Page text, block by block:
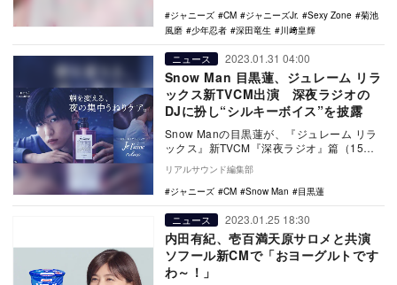
ジャニーズ
CM ジャニーズJr. Sexy Zone
菊池
風磨
少年忍者 深田竜生 川﨑皇輝
ニュース 2023.01.31 04:00
Snow Man 目黒蓮、ジュレーム リラ
ックス新TVCM出演 深夜ラジオの
DJに扮し“シルキーボイス”を披露
Snow Manの目黒蓮が、『ジュレーム リラ
ックス』新TVCM『深夜ラジオ』篇（15
秒）に出演。2月2日より全国で放映開始さ
れ…
リアルサウンド編集部
ジャニーズ
CM Snow Man 目黒蓮
ニュース 2023.01.25 18:30
内田有紀、壱百満天原サロメと共演
ソフール新CMで「おヨーグルトです
わ～！」